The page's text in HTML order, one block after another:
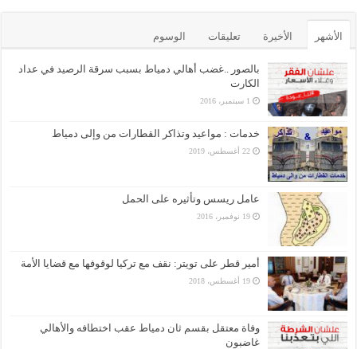
الأشهر الأخيرة تعليقات الوسوم
بالصور ..غضب أهالي دمياط بسبب سرقة الرصيد في عداد
الكارت
1 سبتمبر، 2016
خدمات : مواعيد وتذاكر القطارات من وإلى دمياط
22 أغسطس، 2019
عامل ريسس وتأثيره على الحمل
19 نوفمبر، 2016
أمير قطر على تويتر: نقف مع تركيا لوقوفها مع قضايا الأمة
19 أغسطس، 2018
وفاة معتقل بقسم ثان دمياط عقب اختطافه والأهالي
غاضبون